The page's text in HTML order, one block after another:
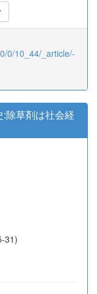
0/10_44/_article/-
除草剤は社会経
31)